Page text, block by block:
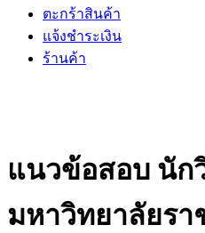
ตะกร้าสินค้า
แจ้งชำระเงิน
ร้านค้า
แนวข้อสอบ นัก
มหาวิทยาลัยร